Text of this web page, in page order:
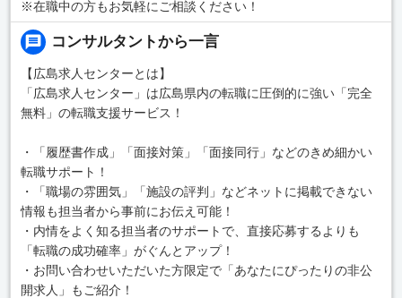
※在職中の方もお気軽にご相談ください！
コンサルタントから一言
【広島求人センターとは】
「広島求人センター」は広島県内の転職に圧倒的に強い「完全
無料」の転職支援サービス！
・「履歴書作成」「面接対策」「面接同行」などのきめ細かい
転職サポート！
・「職場の雰囲気」「施設の評判」などネットに掲載できない
情報も担当者から事前にお伝え可能！
・内情をよく知る担当者のサポートで、直接応募するよりも
「転職の成功確率」がぐんとアップ！
・お問い合わせいただいた方限定で「あなたにぴったりの非公
開求人」もご紹介！